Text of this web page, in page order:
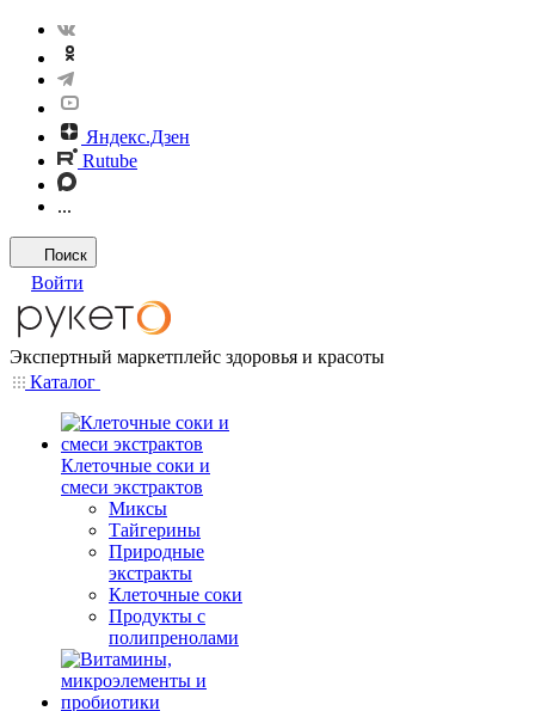
Яндекс.Дзен
Rutube
...
Поиск
Войти
Экспертный маркетплейс здоровья и красоты
Каталог
Клеточные соки и
смеси экстрактов
Миксы
Тайгерины
Природные
экстракты
Клеточные соки
Продукты с
полипренолами